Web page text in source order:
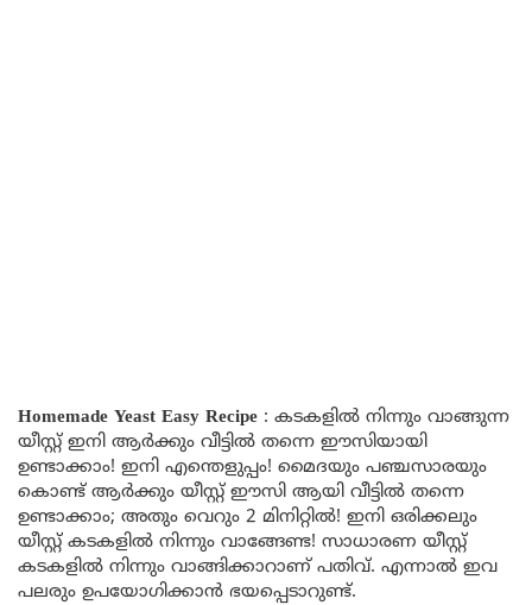
Homemade Yeast Easy Recipe : കടകളിൽ നിന്നും വാങ്ങുന്ന
യീസ്റ്റ് ഇനി ആർക്കും വീട്ടിൽ തന്നെ ഈസിയായി
ഉണ്ടാക്കാം! ഇനി എന്തെളുപ്പം! മൈദയും പഞ്ചസാരയും
കൊണ്ട് ആർക്കും യീസ്റ്റ് ഈസി ആയി വീട്ടിൽ തന്നെ
ഉണ്ടാക്കാം; അതും വെറും 2 മിനിറ്റിൽ! ഇനി ഒരിക്കലും
യീസ്റ്റ് കടകളിൽ നിന്നും വാങ്ങേണ്ട! സാധാരണ യീസ്റ്റ്
കടകളിൽ നിന്നും വാങ്ങിക്കാറാണ് പതിവ്. എന്നാൽ ഇവ
പലരും ഉപയോഗിക്കാൻ ഭയപ്പെടാറുണ്ട്.